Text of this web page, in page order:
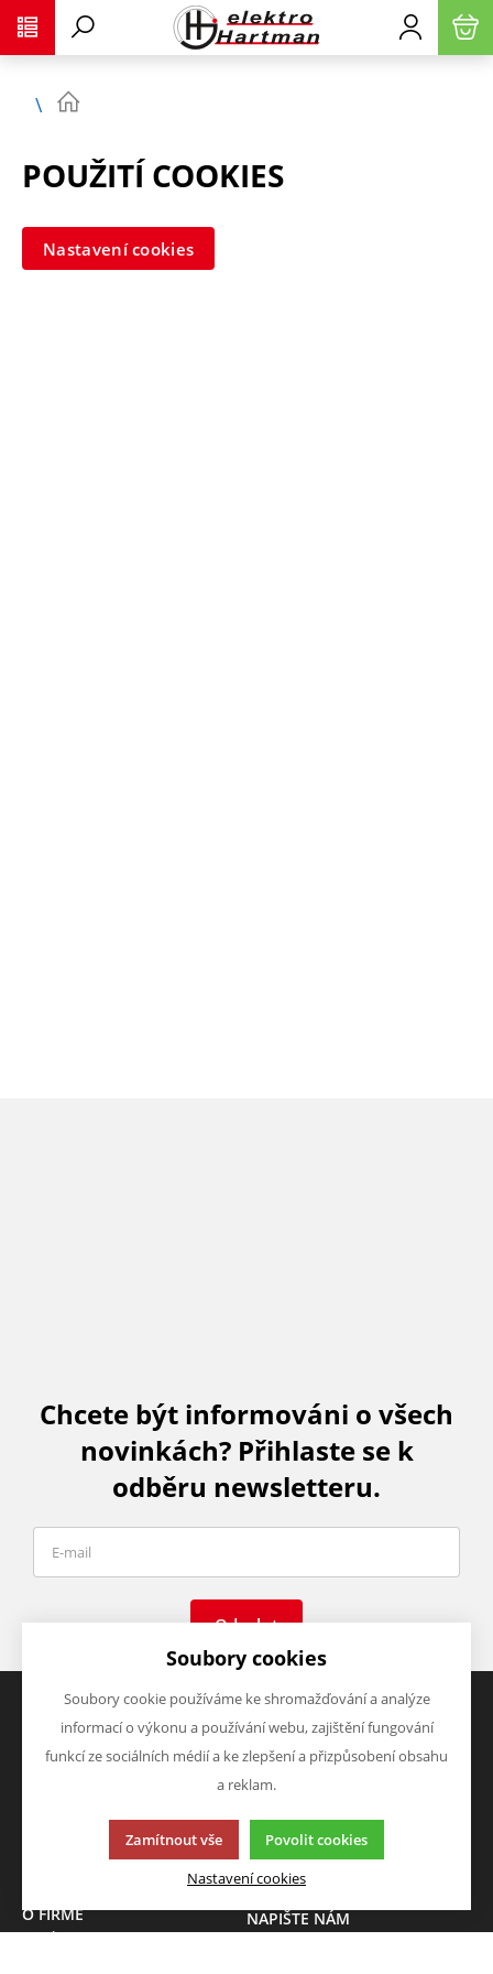
POUŽITÍ COOKIES
Nastavení cookies
Chcete být informováni o všech
novinkách? Přihlaste se k
odběru newsletteru.
Odeslat
VŠE O NÁKUPU
Vrácení zboží
Zásady zpracování osobních
VÝHODY A SLEVY
Zboží v akci
Zboží výprodej
O FIRMĚ
O nás
NAPIŠTE NÁM
Soubory cookies
Soubory cookie používáme ke shromažďování a analýze
informací o výkonu a používání webu, zajištění fungování
funkcí ze sociálních médií a ke zlepšení a přizpůsobení obsahu
a reklam.
Zamítnout vše Povolit cookies
Nastavení cookies